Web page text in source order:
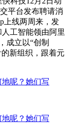
平台发布聘请消
上线两周来，发
工智能领由阿里
成立以“创制
的新组织，跟着元
呢？她们写
呢？她们写